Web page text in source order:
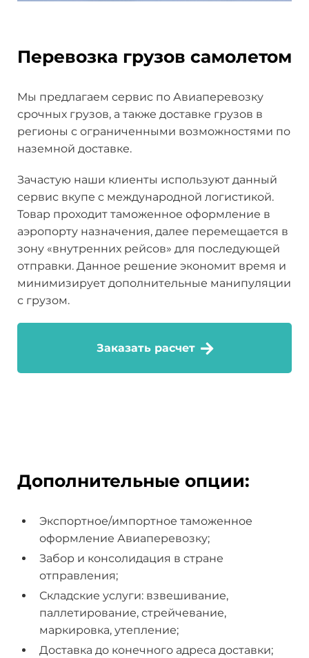
Перевозка грузов самолетом
Мы предлагаем сервис по Авиаперевозку
срочных грузов, а также доставке грузов в
регионы с ограниченными возможностями по
наземной доставке.
Зачастую наши клиенты используют данный
сервис вкупе с международной логистикой.
Товар проходит таможенное оформление в
аэропорту назначения, далее перемещается в
зону «внутренних рейсов» для последующей
отправки. Данное решение экономит время и
минимизирует дополнительные манипуляции
с грузом.
Заказать расчет
Дополнительные опции:
Экспортное/импортное таможенное
оформление Авиаперевозку;
Забор и консолидация в стране
отправления;
Складские услуги: взвешивание,
паллетирование, стрейчевание,
маркировка, утепление;
Доставка до конечного адреса доставки;